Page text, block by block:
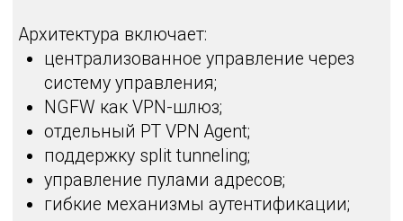
платформа с материалами по
архитектуре и эксплуатации;
администрирования;
возможность пилотирования с
инженерной поддержкой.
Это существенно снижает порог входа и
ускоряет внедрение.
Итог
PT NGFW в 2026 году — это: